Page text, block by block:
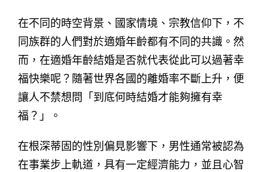
在不同的時空背景、國家情境、宗教信仰下，不
同族群的人們對於適婚年齡都有不同的共識。然
而，在適婚年齡結婚是否就代表從此可以過著幸
福快樂呢？隨著世界各國的離婚率不斷上升，便
讓人不禁想問「到底何時結婚才能夠擁有幸
福？」。
​​在根深蒂固的性別偏見影響下，男性通常被認為
在事業步上軌道，具有一定經濟能力，並且心智